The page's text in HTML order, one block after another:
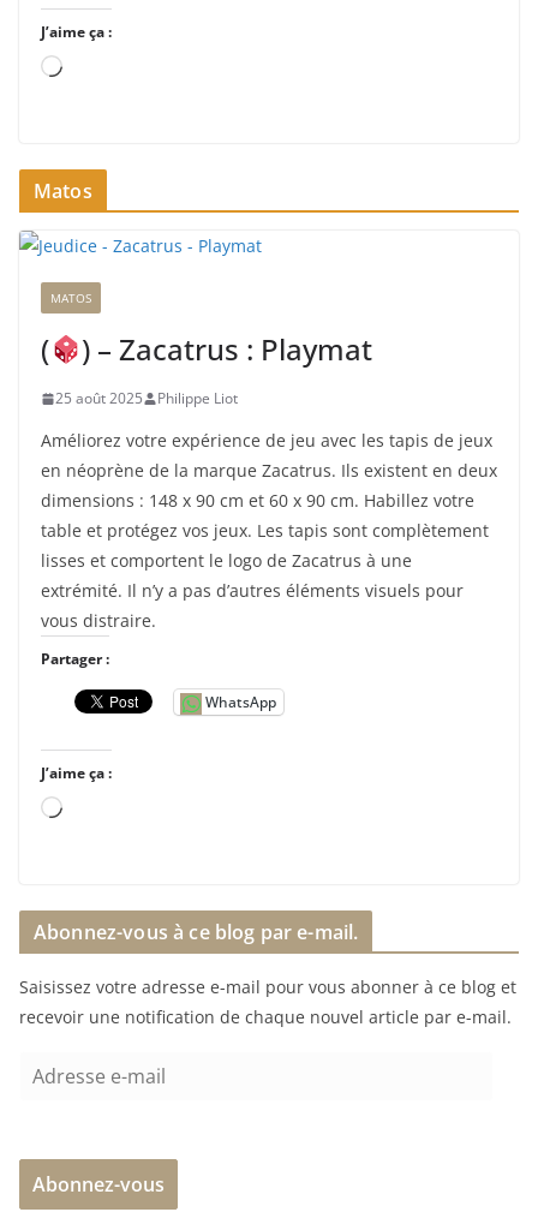
J’aime ça :
C
g
e
m
e
n
t
…
Matos
MATOS
( ) – Zacatrus : Playmat
25 août 2025 Philippe Liot
Améliorez votre expérience de jeu avec les tapis de jeux
en néoprène de la marque Zacatrus. Ils existent en deux
dimensions : 148 x 90 cm et 60 x 90 cm. Habillez votre
table et protégez vos jeux. Les tapis sont complètement
lisses et comportent le logo de Zacatrus à une
extrémité. Il n’y a pas d’autres éléments visuels pour
vous distraire.
Partager :
WhatsApp
J’aime ça :
C
g
e
m
e
t
Abonnez-vous à ce blog par e-mail.
Saisissez votre adresse e-mail pour vous abonner à ce blog et
recevoir une notification de chaque nouvel article par e-mail.
e
s
Abonnez-vous